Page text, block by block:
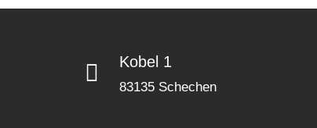
Kobel 1
83135 Schechen